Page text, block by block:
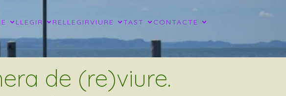
LLEGIR RELLEGIRVIURE TAST CONTACTE
de (re)viure.